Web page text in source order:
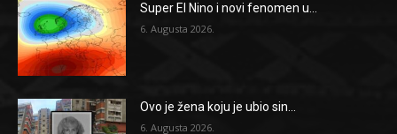
Super El Nino i novi fenomen u...
6. Augusta 2026.
Ovo je žena koju je ubio sin...
6. Augusta 2026.